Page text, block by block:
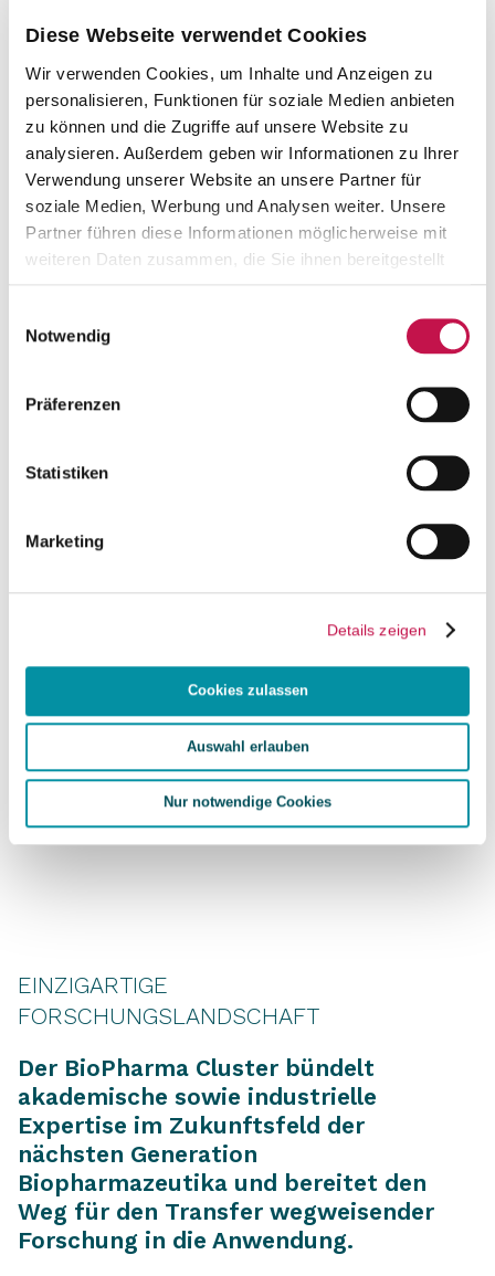
Diese Webseite verwendet Cookies
Wir verwenden Cookies, um Inhalte und Anzeigen zu
personalisieren, Funktionen für soziale Medien anbieten
zu können und die Zugriffe auf unsere Website zu
analysieren. Außerdem geben wir Informationen zu Ihrer
Verwendung unserer Website an unsere Partner für
soziale Medien, Werbung und Analysen weiter. Unsere
Partner führen diese Informationen möglicherweise mit
weiteren Daten zusammen, die Sie ihnen bereitgestellt
Notwendig
Präferenzen
Statistiken
Marketing
Details zeigen
Cookies zulassen
Auswahl erlauben
Nur notwendige Cookies
EINZIGARTIGE
FORSCHUNGSLANDSCHAFT
Der BioPharma Cluster bündelt
akademische sowie industrielle
Expertise im Zukunftsfeld der
nächsten Generation
Biopharmazeutika und bereitet den
Weg für den Transfer wegweisender
Forschung in die Anwendung.